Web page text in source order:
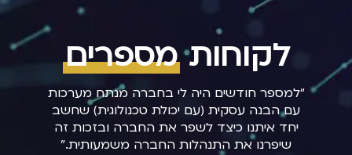
לקוחותמספרים
“למספר חודשים היה לי בחברה מנתח מערכות
עם הבנה עסקית (עם יכולת טכנולוגית) שחשב
יחד איתנו כיצד לשפר את החברה ובזכות זה
שיפרנו את התנהלות החברה משמעותית.”